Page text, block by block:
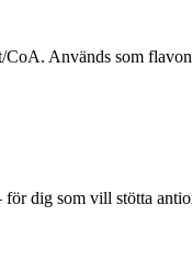
CoA. Används som
dig som vill stötta